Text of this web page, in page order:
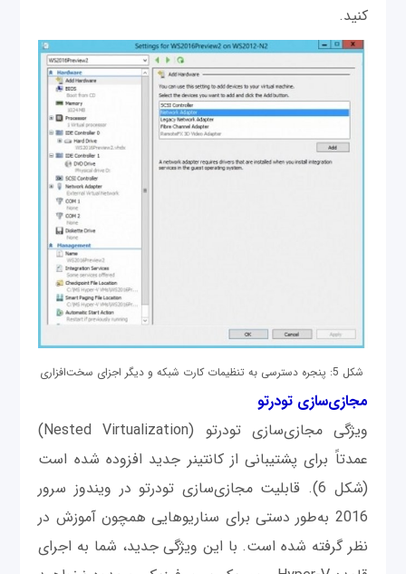
کنید.
شکل 5: پنجره دسترسی به تنظیمات کارت شبکه و دیگر اجزای سخت‌افزاری
مجازی‌سازی تودرتو
ویژگی مجازی‌سازی تودرتو (Nested Virtualization)
عمدتاً برای پشتیبانی از کانتینر جدید افزوده شده است
(شکل 6). قابلیت مجازی‌سازی تودرتو در ویندوز سرور
2016 به‌طور دستی برای سناریوهایی همچون آموزش در
نظر گرفته شده است. با این ویژگی جدید، شما به اجرای